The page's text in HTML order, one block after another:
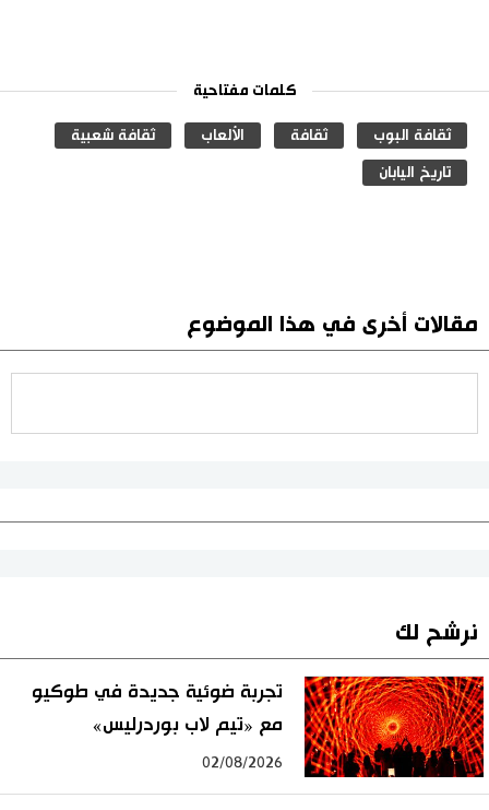
كلمات مفتاحية
ثقافة البوب ثقافة الألعاب ثقافة شعبية
تاريخ اليابان
مقالات أخرى في هذا الموضوع
نرشح لك
تجربة ضوئية جديدة في طوكيو
مع «تيم لاب بوردرليس»
02/08/2026